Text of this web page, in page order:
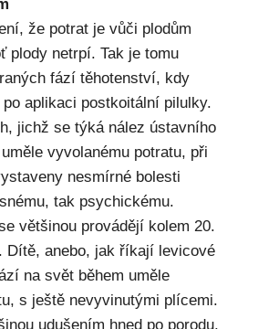
že potrat je vůči plodům
plody netrpí. Tak je tomu
fází těhotenství, kdy
aplikaci postkoitální pilulky.
jichž se týká nález ústavního
vyvolanému potratu, při
nesmírné bolesti
tak psychickému.
většinou provádějí kolem 20.
Dítě, anebo, jak říkají levicové
na svět během uměle
s ještě nevyvinutými plícemi.
udušením hned po porodu,